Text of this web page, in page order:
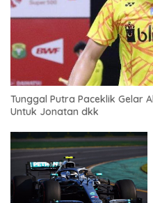
Tunggal Putra Paceklik Gelar
Untuk Jonatan dkk